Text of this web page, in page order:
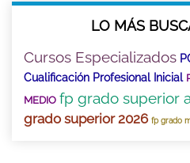
LO MÁS
Cursos Especializados
Cualificación Profesional Inicial
MEDIO fp grado superior
grado superior 2026 fp grado